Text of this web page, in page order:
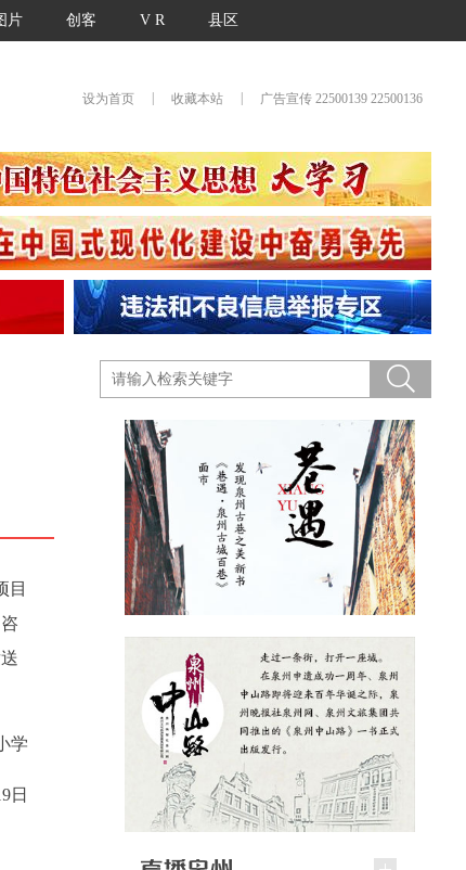
片 创客 V R 县区
设为首页 收藏本站 广告宣传 22500139 22500136
目
学
日